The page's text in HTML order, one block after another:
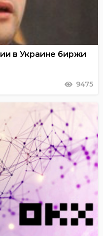
в Украине биржи
9475